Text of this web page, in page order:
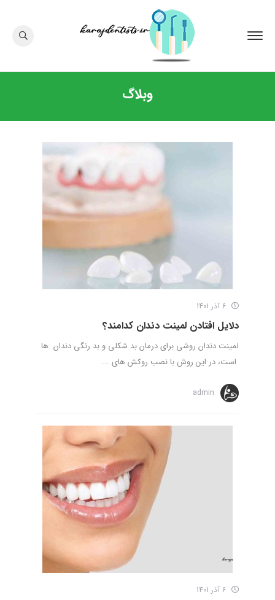
وبلاگ
دلایل افتادن لمینت دندان کدامند؟
لمینت دندان روشی برای درمان بد شکلی و بد رنگی دندان ها
است، در این روش با نصب روکش های ...
admin